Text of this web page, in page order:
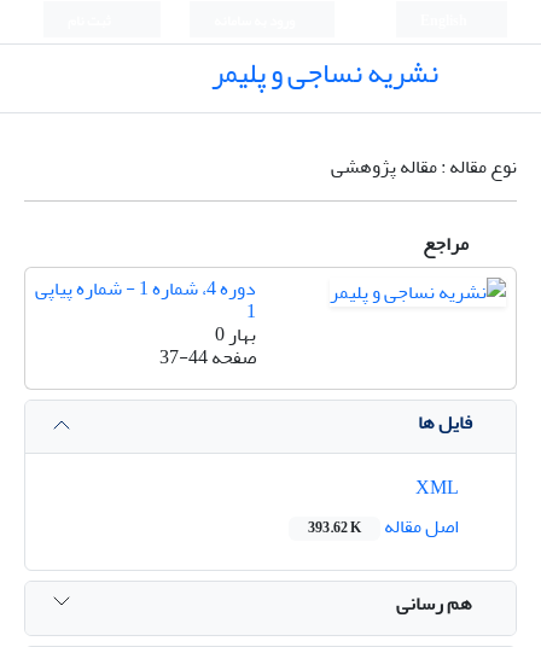
نشریه نساجی و پلیمر
نوع مقاله : مقاله پژوهشی
مراجع
دوره 4، شماره 1 - شماره پیاپی
1
بهار 0
صفحه37-44
فایل ها
اصل مقاله
393.62 K
هم رسانی